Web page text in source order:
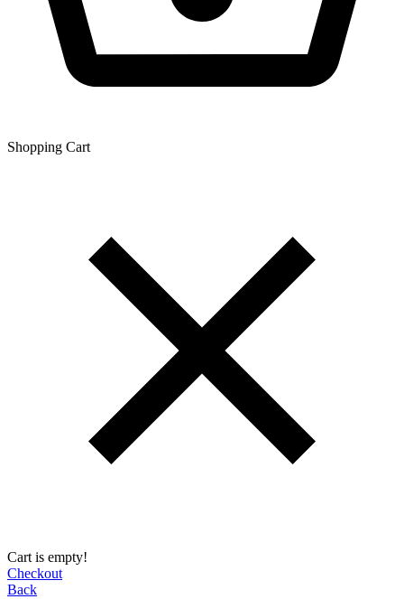
Shopping Сart
Cart is empty!
Checkout
Back